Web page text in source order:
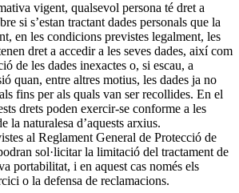
vigent, qualsevol persona té dret a
si s’estan tractant dades personals que la
en les condicions previstes legalment, les
dret a accedir a les seves dades, així com
de les dades inexactes o, si escau, a
quan, entre altres motius, les dades ja no
fins per als quals van ser recollides. En el
drets poden exercir-se conforme a les
la naturalesa d’aquests arxius.
al Reglament General de Protecció de
sol·licitar la limitació del tractament de
portabilitat, i en aquest cas només els
o la defensa de reclamacions.